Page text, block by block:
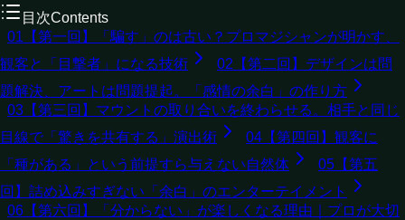
目次Contents
01 【第一回】「騙す」のは古い？プロマジシャンが明かす、
観客と「目撃者」になる技術
02 【第二回】デザインは問
題解決、アートは問題提起。「感情の余白」の作り方
03 【第三回】マウントの取り合いを終わらせる。相手と同じ
目線で「驚きを共有する」演出術
04 【第四回】観客に
「種がある」という前提すら与えない自然体
05 【第五
回】詰め込みすぎない「余白」のエンターテイメント
06 【第六回】「分からない」が楽しくなる理由｜プロが大切